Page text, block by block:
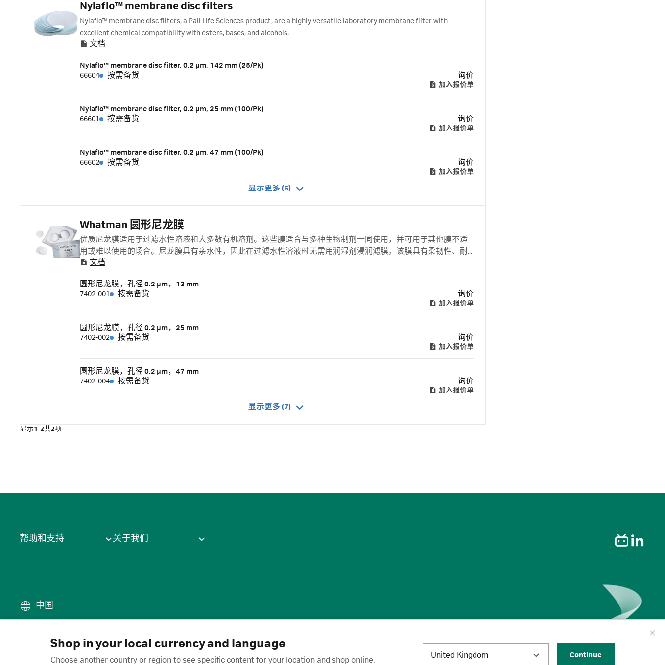
Shop in your local currency and language
Choose another country or region to see specific content for your location and shop online.
United Kingdom Continue
Nylaflo™ membrane disc filters
Nylaflo™ membrane disc filters, a Pall Life Sciences product, are a highly versatile laboratory membrane filter with
excellent chemical compatibility with esters, bases, and alcohols.
文档
Nylaflo™ membrane disc filter, 0.2 µm, 142 mm (25/Pk)
66604
按需备货 询价
加入报价单
Nylaflo™ membrane disc filter, 0.2 µm, 25 mm (100/Pk)
66601
按需备货 询价
加入报价单
Nylaflo™ membrane disc filter, 0.2 µm, 47 mm (100/Pk)
66602
按需备货 询价
加入报价单
显示更多 (6)
Whatman 圆形尼龙膜
优质尼龙膜适用于过滤水性溶液和大多数有机溶剂。这些膜适合与多种生物制剂一同使用，并可用于其他膜不适
用或难以使用的场合。尼龙膜具有亲水性，因此在过滤水性溶液时无需用润湿剂浸润滤膜。该膜具有柔韧性、耐
用性和抗撕裂性，可在 135℃ 下高温灭菌。应用包括：过滤水相和有机流动相、真空脱气、组织培养基、微生物培
文档
圆形尼龙膜，孔径 0.2 µm，13 mm
7402-001
按需备货 询价
加入报价单
圆形尼龙膜，孔径 0.2 µm，25 mm
7402-002
按需备货 询价
加入报价单
圆形尼龙膜，孔径 0.2 µm，47 mm
7402-004
按需备货 询价
加入报价单
显示更多 (7)
显示1-2共2项
帮助和支持 关于我们
中国
隐私政策 ·